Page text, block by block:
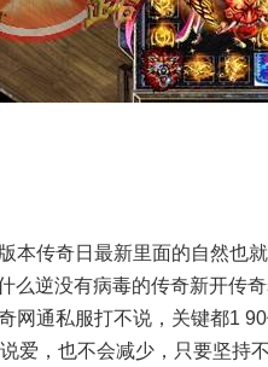
本传奇日最新里面的自然也
么逆没有病毒的传奇新开传
网通私服打不说，关键都1
爱，也不会减少，只要坚持